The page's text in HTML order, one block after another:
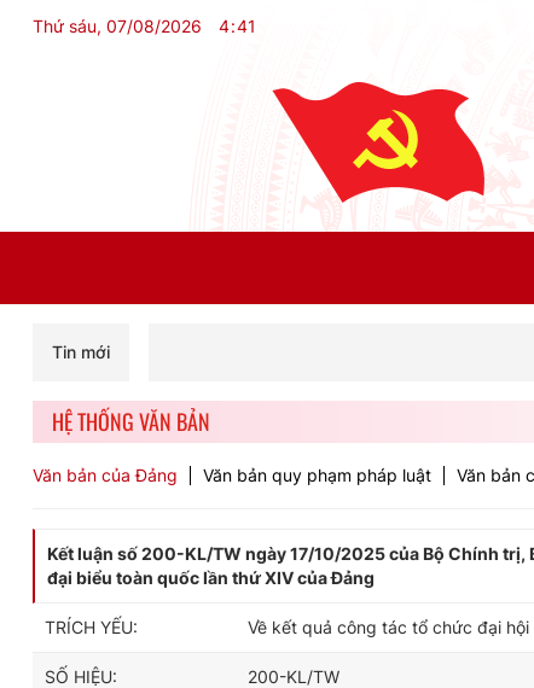
Thứ sáu, 07/08/2026 4:41
Tin mới
HỆ THỐNG VĂN BẢN
Văn bản của Đảng Văn bản quy phạm pháp luật Văn bản
Kết luận số 200-KL/TW ngày 17/10/2025 của Bộ Chính
đại biểu toàn quốc lần thứ XIV của Đảng
TRÍCH YẾU: Về kết quả công tác tổ chức đại
SỐ HIỆU: 200-KL/TW